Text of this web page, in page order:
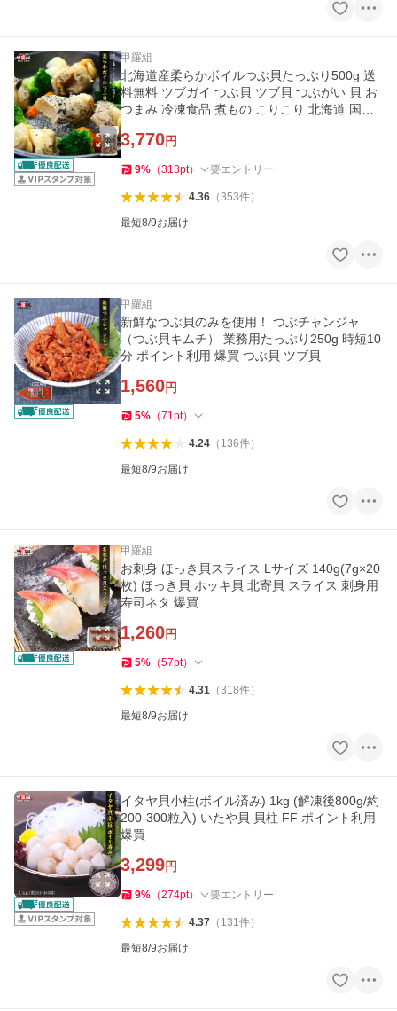
甲羅組
北海道産柔らかボイルつぶ貝たっぷり500g 送
料無料 ツブガイ つぶ貝 ツブ貝 つぶがい 貝 お
つまみ 冷凍食品 煮もの こりこり 北海道 国産
3,770円
9% （313pt） 要エントリー
4.36（353件）
最短8/9お届け
甲羅組
新鮮なつぶ貝のみを使用！ つぶチャンジャ
（つぶ貝キムチ） 業務用たっぷり250g 時短10
分 ポイント利用 爆買 つぶ貝 ツブ貝
1,560円
5% （71pt）
4.24（ 136件）
最短8/9お届け
甲羅組
お刺身 ほっき貝スライス Lサイズ 140g(7g×20
枚) ほっき貝 ホッキ貝 北寄貝 スライス 刺身用
寿司ネタ 爆買
1,260円
5% （57pt）
4.31（318件）
最短8/9お届け
イタヤ貝小柱(ボイル済み) 1kg (解凍後800g/約
200-300粒入) いたや貝 貝柱 FF ポイント利用
爆買
3,299円
9% （274pt） 要エントリー
4.37（ 131件）
最短8/9お届け